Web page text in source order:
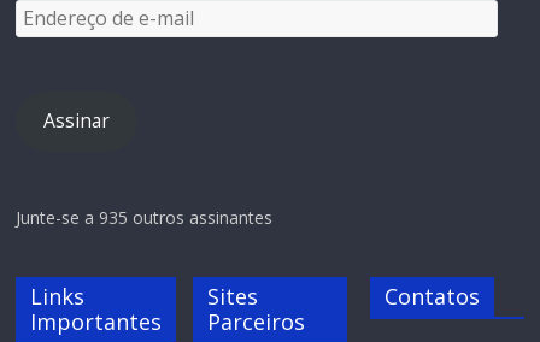
Assinar
Junte-se a 935 outros assinantes
Links
Importantes
Sites
Parceiros
Contatos